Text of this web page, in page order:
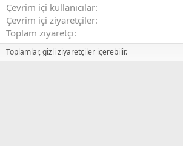
Çevrim içi kullanıcılar
Çevrim içi ziyaretçiler
Toplam ziyaretçi
Toplamlar, gizli ziyaretçiler içerebilir.